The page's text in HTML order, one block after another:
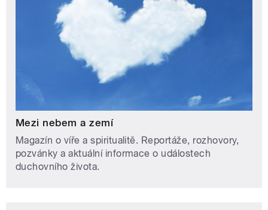
Mezi nebem a zemí
Magazín o víře a spiritualitě. Reportáže, rozhovory,
pozvánky a aktuální informace o událostech
duchovního života.